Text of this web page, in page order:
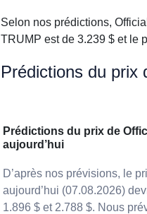
Selon nos prédictions,
TRUMP est de 3.239 $ et le
Prédictions du prix
Prédictions du prix de
aujourd’hui
D’après nos prévisions, le
aujourd’hui (07.08.2026)
1.896 $ et 2.788 $. Nous